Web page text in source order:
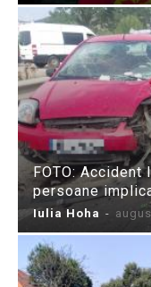
FOTO: Accident
persoane
Iulia Hoha -